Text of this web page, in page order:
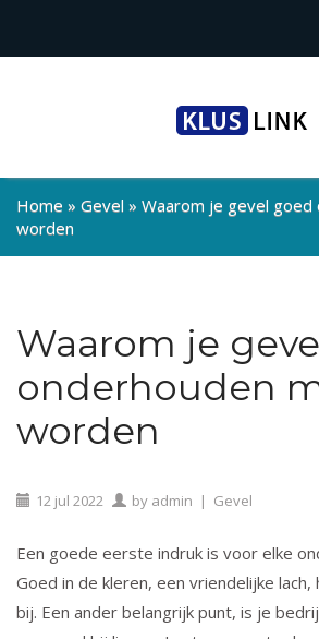
Home » Gevel » Waarom je gevel
worden
Waarom je
onderhouden
worden
12 jul 2022 by admin | Gevel
Een goede eerste indruk is voor elke
Goed in de kleren, een vriendelijke
bij. Een ander belangrijk punt, is je